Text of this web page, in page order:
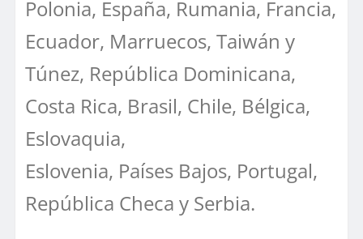
Polonia, España, Rumania, Francia,
Ecuador, Marruecos, Taiwán y
Túnez, República Dominicana,
Costa Rica, Brasil, Chile, Bélgica,
Eslovaquia,
Eslovenia, Países Bajos, Portugal,
República Checa y Serbia.